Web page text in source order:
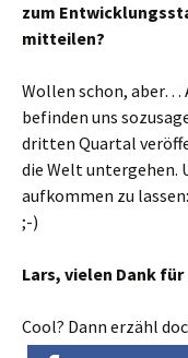
zum
mitteilen?
Wollen schon, aber…
befinden uns
dritten Quartal
die Welt untergehen.
aufkommen zu
;-)
Lars, vielen Dank
Cool? Dann erzähl